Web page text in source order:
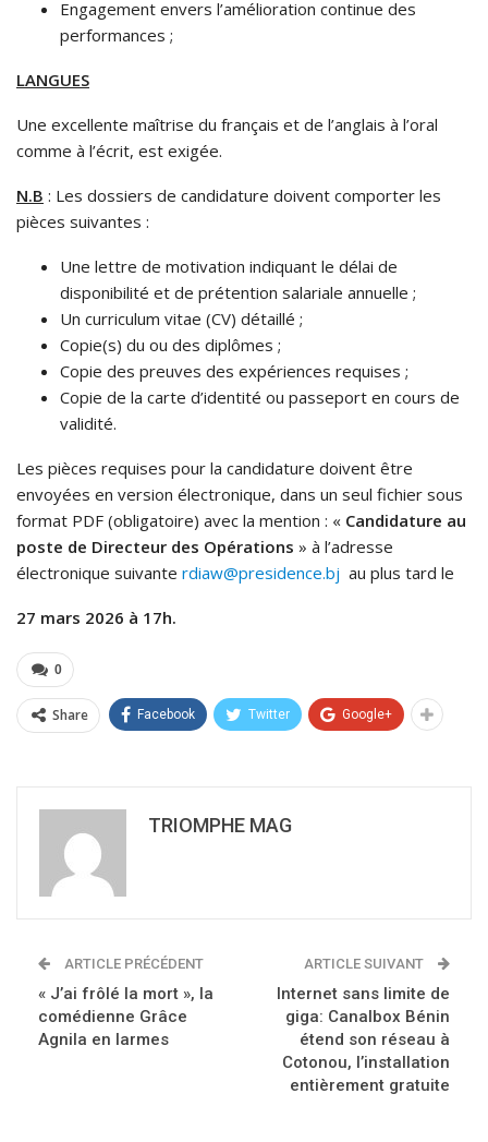
Engagement envers l’amélioration continue des
performances ;
LANGUES
Une excellente maîtrise du français et de l’anglais à l’oral
comme à l’écrit, est exigée.
N.B : Les dossiers de candidature doivent comporter les
pièces suivantes :
Une lettre de motivation indiquant le délai de
disponibilité et de prétention salariale annuelle ;
Un curriculum vitae (CV) détaillé ;
Copie(s) du ou des diplômes ;
Copie des preuves des expériences requises ;
Copie de la carte d’identité ou passeport en cours de
validité.
Les pièces requises pour la candidature doivent être
envoyées en version électronique, dans un seul fichier sous
format PDF (obligatoire) avec la mention : « Candidature au
poste de Directeur des Opérations » à l’adresse
électronique suivante rdiaw@presidence.bj au plus tard le
27 mars 2026 à 17h.
0
Share Facebook Twitter Google+
TRIOMPHE MAG
ARTICLE PRÉCÉDENT
« J’ai frôlé la mort », la
comédienne Grâce
Agnila en larmes
ARTICLE SUIVANT
Internet sans limite de
giga: Canalbox Bénin
étend son réseau à
Cotonou, l’installation
entièrement gratuite